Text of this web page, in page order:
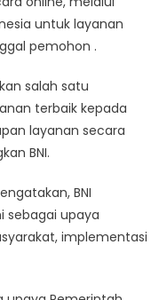
untuk layanan
pemohon .
salah satu
terbaik kepada
layanan secara
BNI.
BNI
sebagai upaya
implementasi